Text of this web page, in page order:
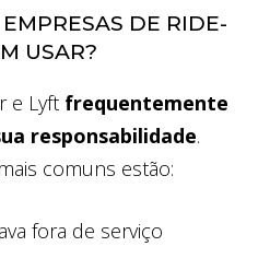
DE RIDE-
USAR?
e Lyft frequentemente
responsabilidade.
comuns estão:
fora de serviço